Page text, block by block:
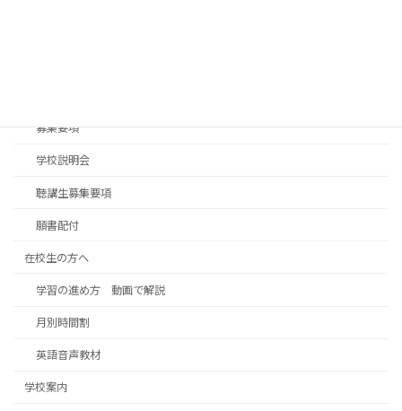
募集要項
学校説明会
聴講生募集要項
願書配付
在校生の方へ
学習の進め方 動画で解説
月別時間割
英語音声教材
学校案内